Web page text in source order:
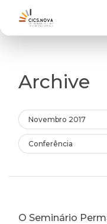
Archive
Novembro 2017
Conferência
O Seminário